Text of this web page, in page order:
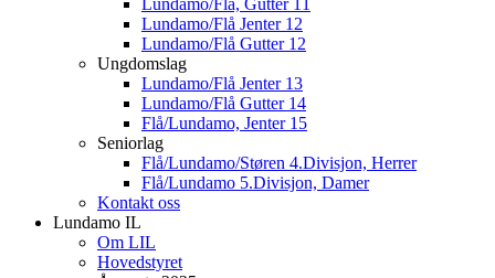
Lundamo/Flå Jenter 12
Lundamo/Flå Gutter 12
Ungdomslag
Lundamo/Flå Jenter 13
Lundamo/Flå Gutter 14
Flå/Lundamo, Jenter 15
Seniorlag
Flå/Lundamo/Støren 4.Divisjon, Herrer
Flå/Lundamo 5.Divisjon, Damer
Kontakt oss
Lundamo IL
Om LIL
Hovedstyret